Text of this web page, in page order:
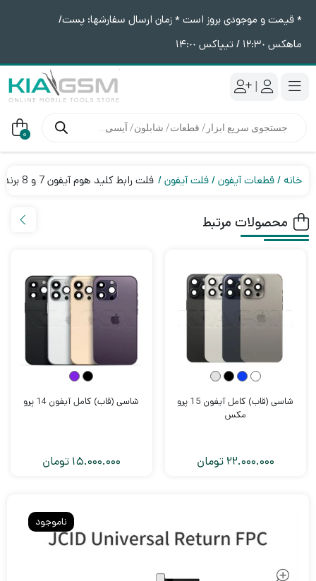
* قیمت و موجودی بروز است * زمان ارسال سفارشها: پست/
ماهکس ١٢:٣٠ / تیپاکس ١۴:٠٠
|
محصولات 0
خانه قطعات آیفون فلت آیفون فلت رابط کلید هوم آیفون 7 و 8 برند JC
محصولات مرتبط
شاسی (قاب) کامل آیفون 15 پرو
مکس
22.000.000 تومان
شاسی (قاب) کامل آیفون 14 پرو
15.000.000 تومان
ناموجود